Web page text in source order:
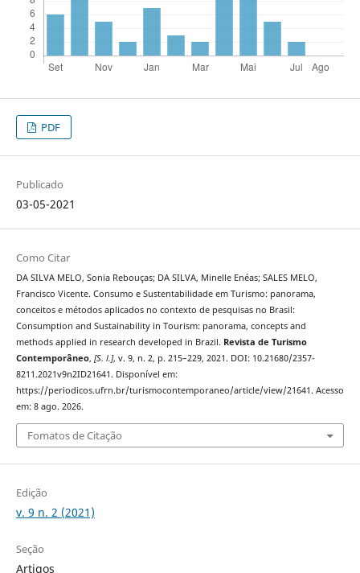
PDF
Publicado
03-05-2021
Como Citar
DA SILVA MELO, Sonia Rebouças; DA SILVA, Minelle Enéas; SALES MELO,
Francisco Vicente. Consumo e Sustentabilidade em Turismo: panorama,
conceitos e métodos aplicados no contexto de pesquisas no Brasil:
Consumption and Sustainability in Tourism: panorama, concepts and
methods applied in research developed in Brazil. Revista de Turismo
Contemporâneo, [S. l.], v. 9, n. 2, p. 215–229, 2021. DOI: 10.21680/2357-
8211.2021v9n2ID21641. Disponível em:
https://periodicos.ufrn.br/turismocontemporaneo/article/view/21641. Acesso
em: 8 ago. 2026.
Fomatos de Citação
Edição
v. 9 n. 2 (2021)
Seção
Artigos